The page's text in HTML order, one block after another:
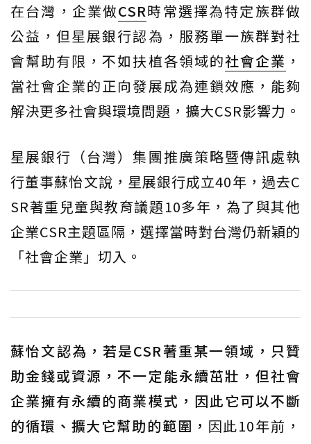
在台灣，企業做CSR時常選擇為特定族群做
公益，但星展銀行認為，服務單一族群對社
會幫助有限，不如扶植各領域的社會企業 ，
當社會企業的正向發展成為連鎖效應，能夠
解決更多社會與環境問題，擴大CSR影響力。
星展銀行（台灣）集團推廣策略暨傳訊處執
行董事蘇怡文說，星展銀行成立40年，過去C
SR著重兒童與教育議題10多年，為了與其他
企業CSR主題區隔，選擇當時對台灣仍新穎的
「社會企業」切入。
蘇怡文認為，若是CSR著重某一領域，只贊
助金錢或資源，不一定能永續茁壯，但社會
企業擁有永續的商業模式，因此它可以不斷
的循環、擴大它幫助的範圍， 因此10年前，